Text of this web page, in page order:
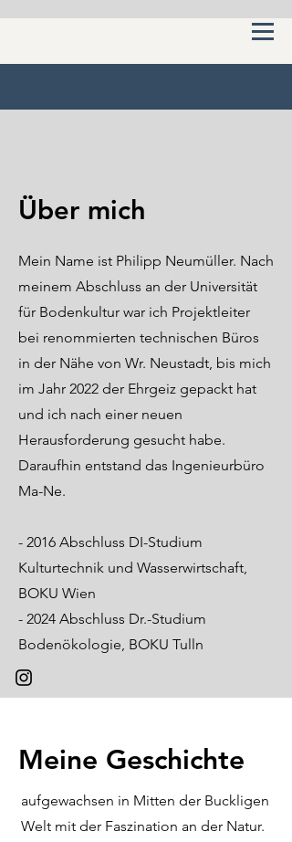
Über mich
Mein Name ist Philipp Neumüller. Nach
meinem Abschluss an der Universität
für Bodenkultur war ich Projektleiter
bei renommierten technischen Büros
in der Nähe von Wr. Neustadt, bis mich
im Jahr 2022 der Ehrgeiz gepackt hat
und ich nach einer neuen
Herausforderung gesucht habe.
Daraufhin entstand das Ingenieurbüro
Ma-Ne.
- 2016 Abschluss DI-Studium
Kulturtechnik und Wasserwirtschaft,
BOKU Wien
- 2024 Abschluss Dr.-Studium
Bodenökologie, BOKU Tulln
Meine Geschichte
aufgewachsen in Mitten der Buckligen
Welt mit der Faszination an der Natur.